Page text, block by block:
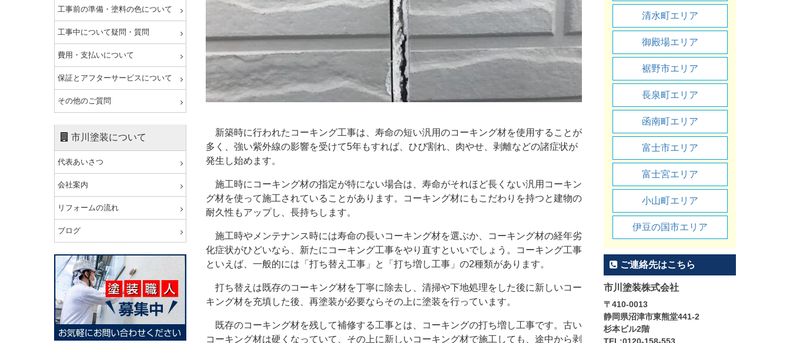
工事前の準備・塗料の色について
工事中について疑問・質問
費用・支払いについて
保証とアフターサービスについて
その他のご質問
市川塗装について
代表あいさつ
会社案内
リフォームの流れ
ブログ
新築時に行われたコーキング工事は、寿命の短い汎用のコーキング材を使用することが
多く、強い紫外線の影響を受けて5年もすれば、ひび割れ、肉やせ、剥離などの諸症状が
発生し始めます。
施工時にコーキング材の指定が特にない場合は、寿命がそれほど長くない汎用コーキン
グ材を使って施工されていることがあります。コーキング材にもこだわりを持つと建物の
耐久性もアップし、長持ちします。
施工時やメンテナンス時には寿命の長いコーキング材を選ぶか、コーキング材の経年劣
化症状がひどいなら、新たにコーキング工事をやり直すといいでしょう。コーキング工事
といえば、一般的には「打ち替え工事」と「打ち増し工事」の2種類があります。
打ち替えは既存のコーキング材を丁寧に除去し、清掃や下地処理をした後に新しいコー
キング材を充填した後、再塗装が必要ならその上に塗装を行っています。
既存のコーキング材を残して補修する工事とは、コーキングの打ち増し工事です。古い
コーキング材は硬くなっていて、その上に新しいコーキング材で施工しても、途中から剥
清水町エリア
御殿場エリア
裾野市エリア
長泉町エリア
函南町エリア
富士市エリア
富士宮エリア
小山町エリア
伊豆の国市エリア
ご連絡先はこちら
市川塗装株式会社
〒410-0013
静岡県沼津市東熊堂441-2
杉本ビル2階